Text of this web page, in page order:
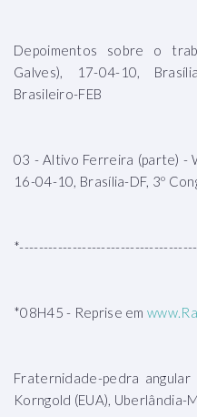
Depoimentos sobre o
Galves), 17-04-10,
Brasileiro-FEB
03 - Altivo Ferreira (parte) -
16-04-10, Brasília-DF, 3º
*08H45 - Reprise em
Fraternidade-pedra
Korngold (EUA), Uberlândia-